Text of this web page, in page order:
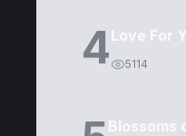
4Love For
5114
Blossoms